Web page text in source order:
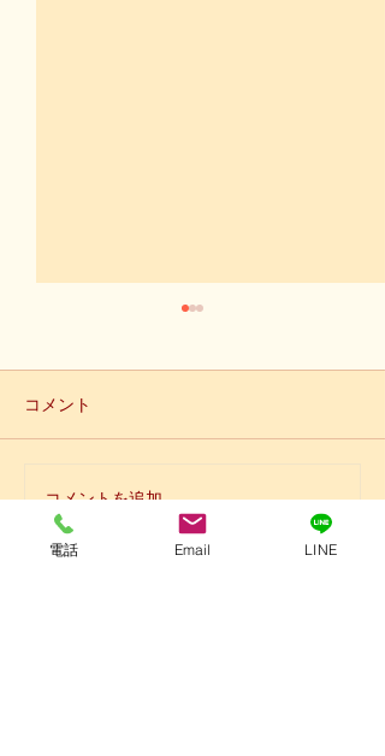
T店長の糖質制限ダイエッ
ト日記 11月14日
コメント
コメントを追加…
電話 Email LINE